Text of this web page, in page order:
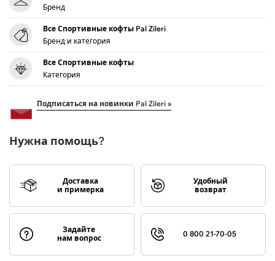
Бренд
Все Спортивные кофты Pal Zileri
Бренд и категория
Все Спортивные кофты
Категория
Подписаться на новинки Pal Zileri »
Нужна помощь?
Доставка
и примерка
Удобный
возврат
Задайте
нам вопрос
0 800 21-70-05